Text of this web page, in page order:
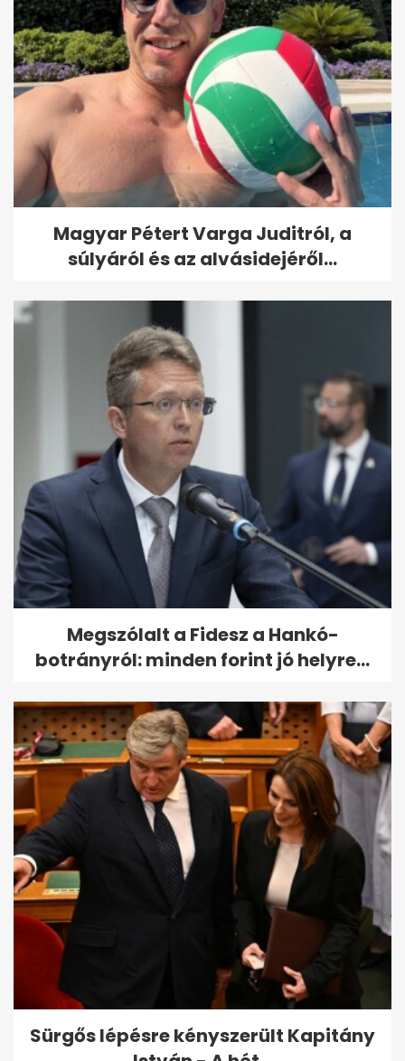
Magyar Pétert Varga Juditról, a
súlyáról és az alvásidejéről...
Megszólalt a Fidesz a Hankó-
botrányról: minden forint jó helyre...
Sürgős lépésre kényszerült Kapitány